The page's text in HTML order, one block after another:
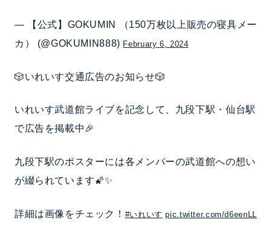
— 【公式】GOKUMIN （150万枚以上販売の寝具メー
カ） (@GOKUMIN888) February 6, 2024
🎲いれいす交通広告のお知らせ🎲
いれいす武道館ライブを記念して、九段下駅・仙台駅
で広告を掲載中🎉
九段下駅のポスターには各メンバーの武道館への想い
が綴られています🌠✨
詳細は画像をチェック！ #いれいす pic.twitter.com/d6eenLL